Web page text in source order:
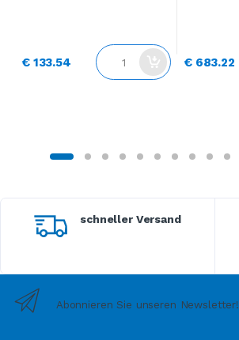
€ 133.54 € 683.22
schneller Versand
Abonnieren Sie unseren Newsletter!